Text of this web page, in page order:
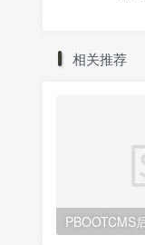
相关推荐